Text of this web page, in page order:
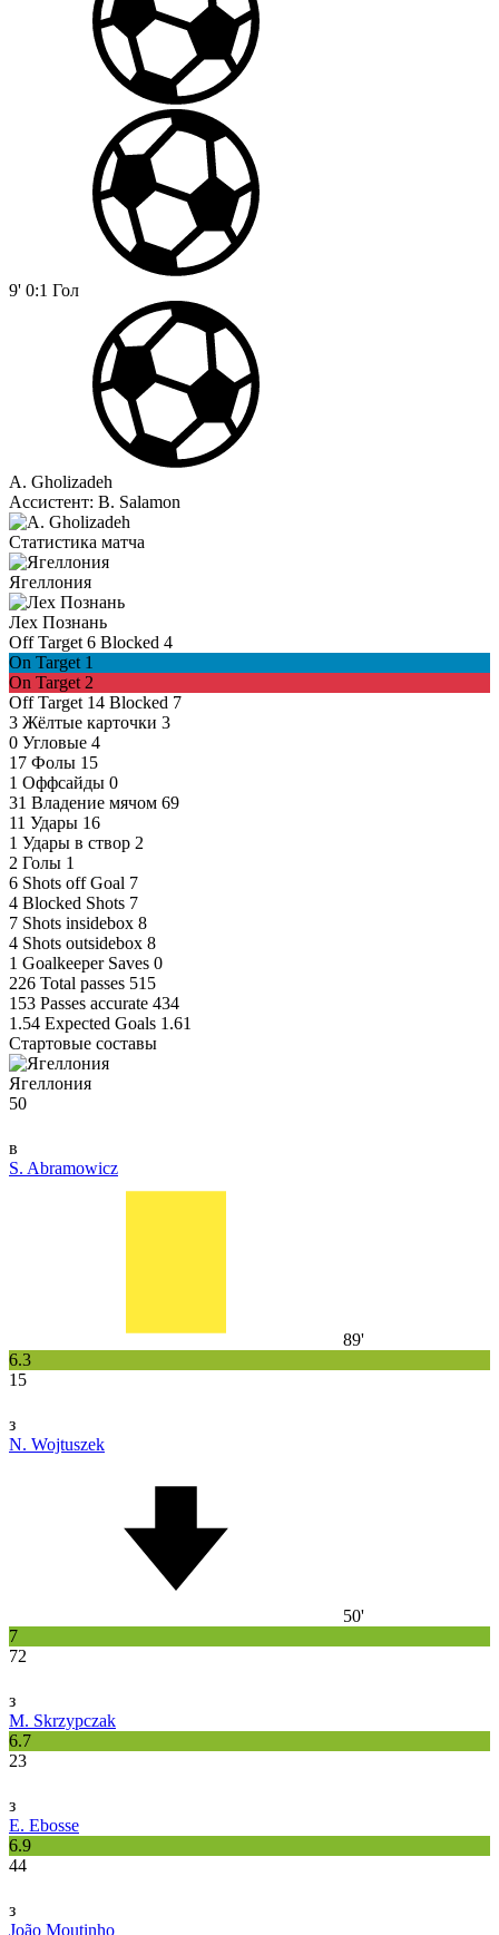
9' 0:1 Гол
A. Gholizadeh
Ассистент: B. Salamon
Статистика матча
Ягеллония
Лех Познань
Off Target 6 Blocked 4
On Target 1
On Target 2
Off Target 14 Blocked 7
3 Жёлтые карточки 3
0 Угловые 4
17 Фолы 15
1 Оффсайды 0
31 Владение мячом 69
11 Удары 16
1 Удары в створ 2
2 Голы 1
6 Shots off Goal 7
4 Blocked Shots 7
7 Shots insidebox 8
4 Shots outsidebox 8
1 Goalkeeper Saves 0
226 Total passes 515
153 Passes accurate 434
1.54 Expected Goals 1.61
Стартовые составы
Ягеллония
50
в
S. Abramowicz
89'
6.3
15
з
N. Wojtuszek
50'
7
72
з
M. Skrzypczak
6.7
23
з
E. Ebosse
6.9
44
з
João Moutinho